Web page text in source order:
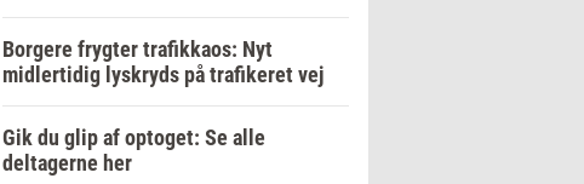
Borgere frygter trafikkaos: Nyt
midlertidig lyskryds på trafikeret vej
Gik du glip af optoget: Se alle
deltagerne her